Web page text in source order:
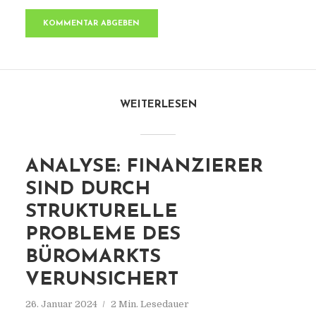
WEITERLESEN
ANALYSE: FINANZIERER
SIND DURCH
STRUKTURELLE
PROBLEME DES
BÜROMARKTS
VERUNSICHERT
26. Januar 2024 2 Min. Lesedauer